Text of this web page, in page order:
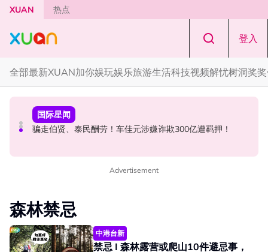
Skip to main content
XUAN 热点
登入
全部最新XUAN加你娱玩娱乐旅游生活科技视频解忧树洞奖
本地星闻
张孝全、贾静雯现身吉隆坡金三角！路透图曝光
节庆
知多点｜农历七月鬼门开！ 2026年4大生肖最容易招阴
国际星闻
骗走伯贤、泰民酬劳！车佳元涉嫌诈欺300亿遭羁押！
Advertisement
森林禁忌
中港台新
禁忌 I 森林露营或爬山10件避忌事，